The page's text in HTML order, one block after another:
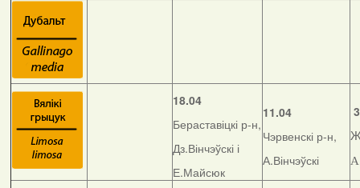
18.04
Бераставіцкі р-н,
Дз.Вінчэўскі і
Е.Майсюк
11.04
Чэрвенскі р-н,
А.Вінчэўскі